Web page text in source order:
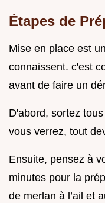
Étapes de
Mise en place est
connaissent. c'est
avant de faire un
D'abord, sortez
vous verrez, tout
Ensuite, pensez à
minutes pour la
de merlan à l’ail et